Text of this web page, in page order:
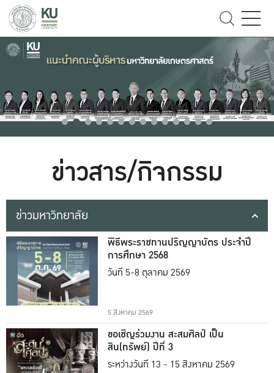
ข่าวสาร/กิจกรรม
ข่าวมหาวิทยาลัย
พิธีพระราชทานปริญญาบัตร ประจำปี
การศึกษา 2568
วันที่ 5-8 ตุลาคม 2569
5 สิงหาคม 2569
ขอเชิญร่วมงาน สะสมศิลป์ เป็น
สิน(ทรัพย์) ปีที่ 3
ระหว่างวันที่ 13 - 15 สิงหาคม 2569